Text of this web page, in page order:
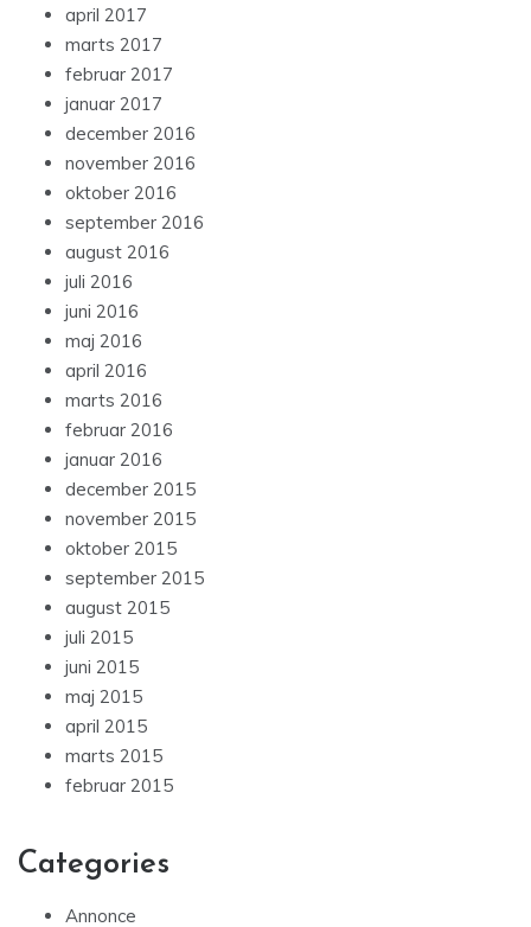
april 2017
marts 2017
februar 2017
januar 2017
december 2016
november 2016
oktober 2016
september 2016
august 2016
juli 2016
juni 2016
maj 2016
april 2016
marts 2016
februar 2016
januar 2016
december 2015
november 2015
oktober 2015
september 2015
august 2015
juli 2015
juni 2015
maj 2015
april 2015
marts 2015
februar 2015
Categories
Annonce